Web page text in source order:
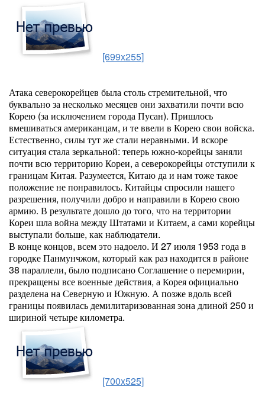
[699x255]
Атака северокорейцев была столь стремительной, что
буквально за несколько месяцев они захватили почти всю
Корею (за исключением города Пусан). Пришлось
вмешиваться американцам, и те ввели в Корею свои войска.
Естественно, силы тут же стали неравными. И вскоре
ситуация стала зеркальной: теперь южно-корейцы заняли
почти всю территорию Кореи, а северокорейцы отступили к
границам Китая. Разумеется, Китаю да и нам тоже такое
положение не понравилось. Китайцы спросили нашего
разрешения, получили добро и направили в Корею свою
армию. В результате дошло до того, что на территории
Кореи шла война между Штатами и Китаем, а сами корейцы
выступали больше, как наблюдатели.
В конце концов, всем это надоело. И 27 июля 1953 года в
городке Панмунчжом, который как раз находится в районе
38 параллели, было подписано Соглашение о перемирии,
прекращены все военные действия, а Корея официально
разделена на Северную и Южную. А позже вдоль всей
границы появилась демилитаризованная зона длиной 250 и
шириной четыре километра.
[700x525]